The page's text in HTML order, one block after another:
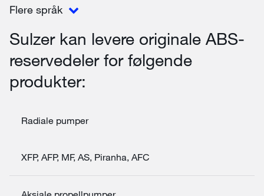
Flere språk
Sulzer kan levere originale ABS-
reservedeler for følgende
produkter:
Radiale pumper
XFP, AFP, MF, AS, Piranha, AFC